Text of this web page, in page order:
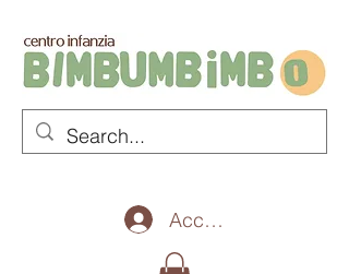
Accedi